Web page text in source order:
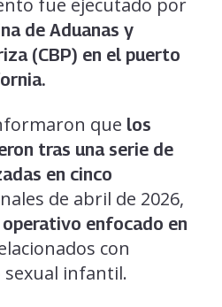
de Aduanas y
(CBP) en el puerto
que los
tras una serie de
en cinco
de abril de 2026,
operativo enfocado en
con
infantil.